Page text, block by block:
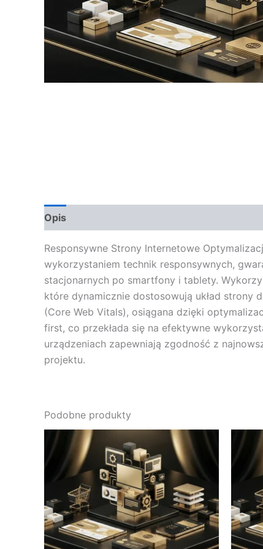
Opis
Responsywne Strony Internetowe
wykorzystaniem technik responsywnych,
stacjonarnych po smartfony i tablety.
które dynamicznie dostosowują układ strony
(Core Web Vitals), osiągana dzięki
first, co przekłada się na efektywne
urządzeniach zapewniają zgodność z
projektu.
Podobne produkty